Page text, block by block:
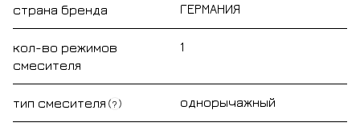
страна бренда ГЕРМАНИЯ
кол-во режимов
смесителя
1
тип смесителя ? однорычажный